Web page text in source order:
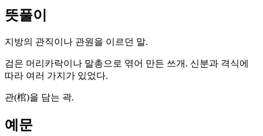
뜻풀이
지방의 관직이나 관원을 이르던 말.
검은 머리카락이나 말총으로 엮어 만든 쓰개. 신분과 격식에
따라 여러 가지가 있었다.
관(棺)을 담는 곽.
예문